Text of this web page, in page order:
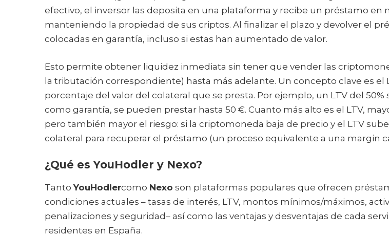
efectivo, el inversor las deposita en una plataforma y recibe un préstamo en
manteniendo la propiedad de sus criptos. Al finalizar el plazo y devolver el
colocadas en garantía, incluso si estas han aumentado de valor.
Esto permite obtener liquidez inmediata sin tener que vender las
la tributación correspondiente) hasta más adelante. Un concepto clave es el
porcentaje del valor del colateral que se presta. Por ejemplo, un LTV del
como garantía, se pueden prestar hasta 50 €. Cuanto más alto es el LTV,
pero también mayor el riesgo: si la criptomoneda baja de precio y el LTV
colateral para recuperar el préstamo (un proceso equivalente a una margin
¿Qué es YouHodler y Nexo?
TantoYouHodlercomo Nexo son plataformas populares que ofrecen
condiciones actuales – tasas de interés, LTV, montos mínimos/máximos,
penalizaciones y seguridad– así como las ventajas y desventajas de cada
residentes en España.